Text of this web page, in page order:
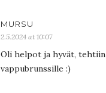
MURSU
2.5.2024 at 10:07
Oli helpot ja hyvät, tehtiin
vappubrunssille :)